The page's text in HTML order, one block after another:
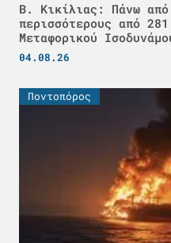
Β. Κικίλιας: Πάνω
περισσότερους από
Μεταφορικού
04.08.26
Ποντοπόρος